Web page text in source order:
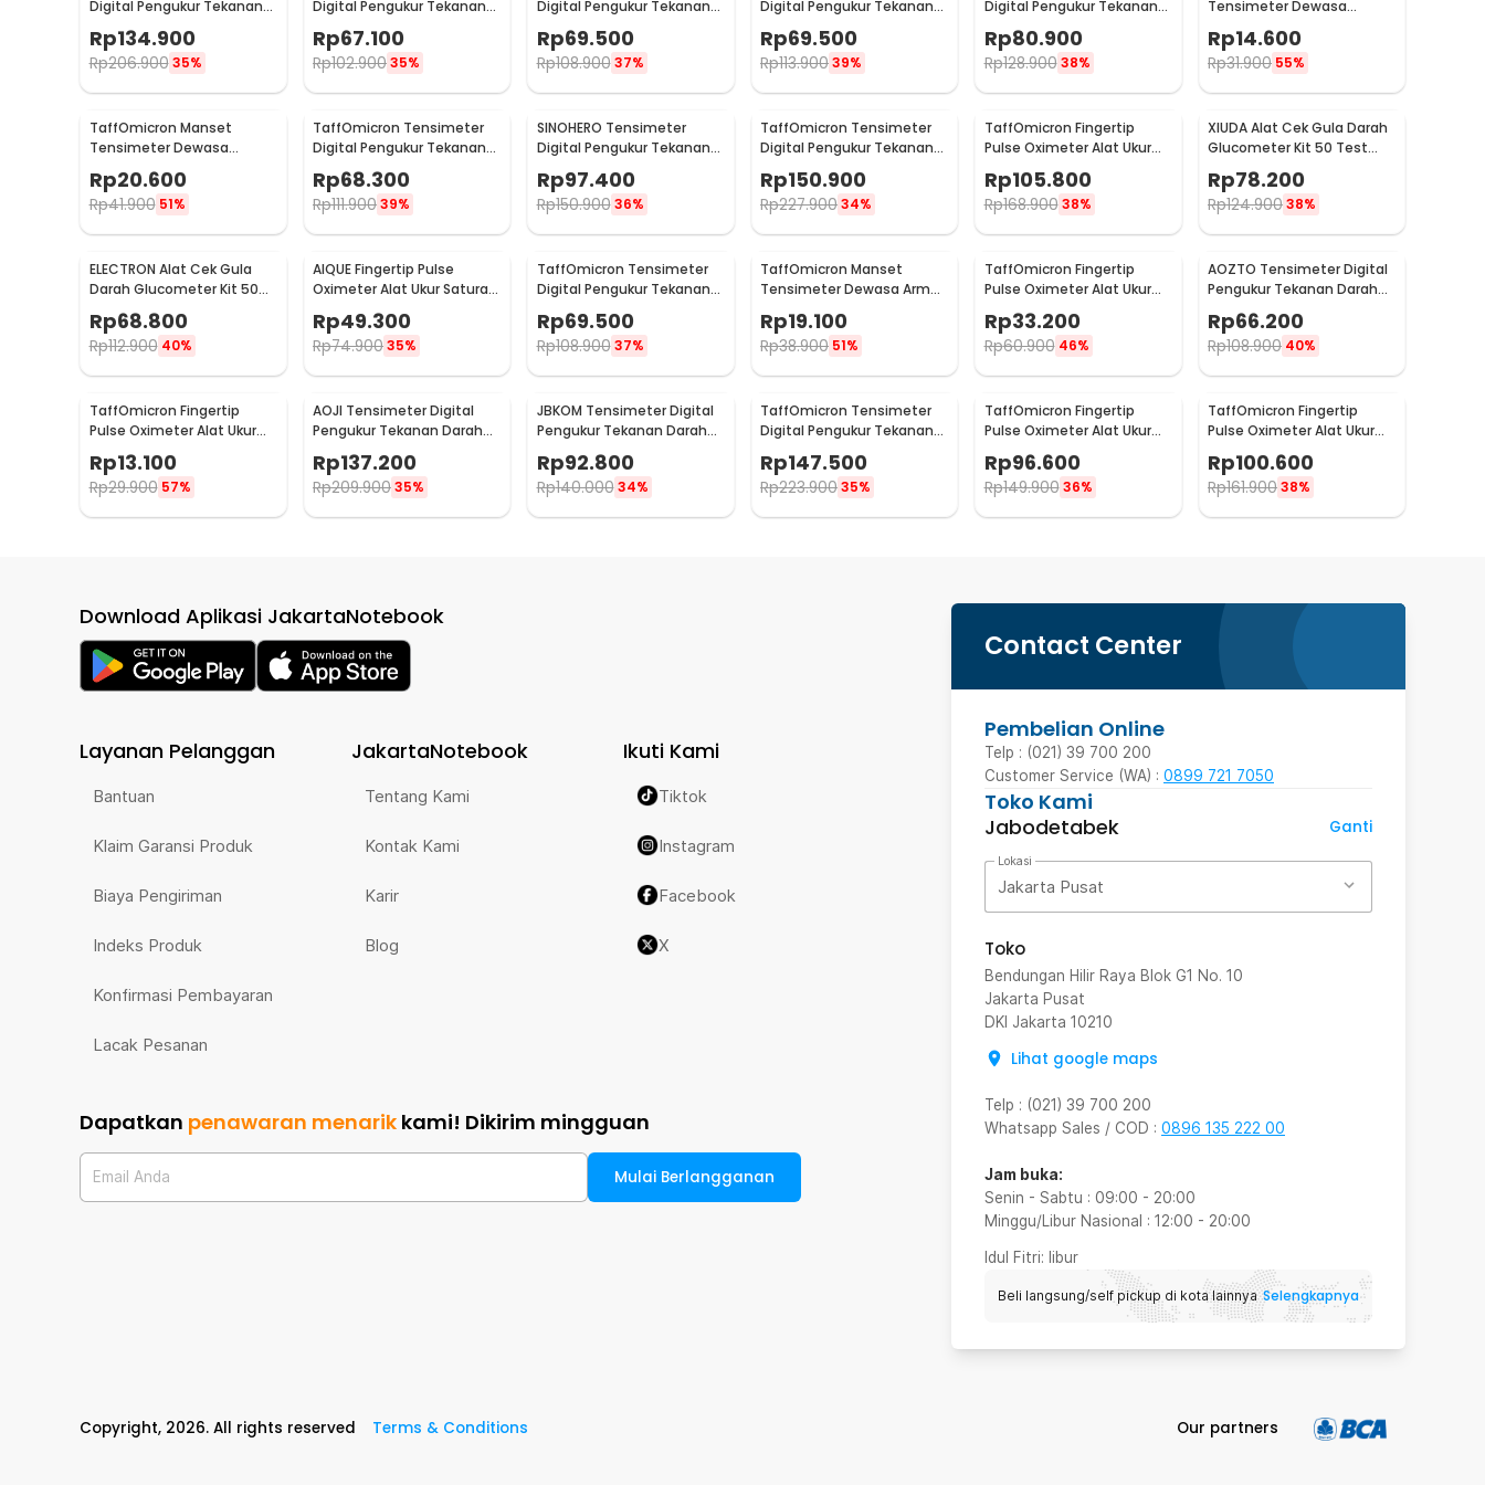
Digital Pengukur Tekanan
Darah Wrist Monitor
Bahasa Indonesia - RZ-204
Rp134.900
Rp206.900 35%
Digital Pengukur Tekanan
Darah Dual Power - BW-
3205
Rp67.100
Rp102.90035%
Digital Pengukur Tekanan
Darah English Voice - A01
Rp69.500
Rp108.900 37%
Digital Pengukur Tekanan
Darah Dual Power without
Voice - BW-750
Rp69.500
Rp113.90039%
Digital Pengukur Tekanan
Darah Dual Power with
Voice - BW-750
Rp80.900
Rp128.900 38%
Tensimeter Dewasa
Universal Arm Cuff
Replacement 22-32cm -
B02
Rp14.600
Rp31.900 55%
TaffOmicron Manset
Tensimeter Dewasa
Universal Arm Cuff
Replacement 22-48cm -
B02
Rp20.600
Rp41.900 51%
TaffOmicron Tensimeter
Digital Pengukur Tekanan
Darah Indonesia Voice -
BW-3205
Rp68.300
Rp111.90039%
SINOHERO Tensimeter
Digital Pengukur Tekanan
Rp97.400
Rp150.900 36%
TaffOmicron Tensimeter
Digital Pengukur Tekanan
BPW1
Rp150.900
Rp227.90034%
TaffOmicron Fingertip
Pulse Oximeter Alat Ukur
Saturasi Oksigen Darah -
YK-80B
Rp105.800
Rp168.900 38%
XIUDA Alat Cek Gula Darah
Glucometer Kit 50 Test
Strips - G058
Rp78.200
Rp124.90038%
ELECTRON Alat Cek Gula
Darah Glucometer Kit 50
Test Strips - HH-XT520
Rp68.800
Rp112.900 40%
AIQUE Fingertip Pulse
Oximeter Alat Ukur Saturasi
Oksigen Darah - TY-05
Rp49.300
Rp74.90035%
TaffOmicron Tensimeter
Digital Pengukur Tekanan
Darah Indonesia Voice -
A01
Rp69.500
Rp108.900 37%
TaffOmicron Manset
Tensimeter Dewasa Arm
22cm - BX17
Rp19.100
Rp38.900 51%
TaffOmicron Fingertip
Pulse Oximeter Alat Ukur
Saturasi Oksigen Darah -
A6
Rp33.200
Rp60.900 46%
AOZTO Tensimeter Digital
Pengukur Tekanan Darah
Wrist Monitor with Voice -
BP-502
Rp66.200
Rp108.900 40%
TaffOmicron Fingertip
Pulse Oximeter Alat Ukur
Saturasi Oksigen Darah -
SMH-01
Rp13.100
Rp29.900 57%
AOJI Tensimeter Digital
Pengukur Tekanan Darah
Wrist English Voice - WRS-
35E
Rp137.200
Rp209.90035%
JBKOM Tensimeter Digital
Pengukur Tekanan Darah
Dual Power Bahasa
Indonesia - BK-803
Rp92.800
Rp140.000 34%
TaffOmicron Tensimeter
Digital Pengukur Tekanan
5L8
Rp147.500
Rp223.90035%
TaffOmicron Fingertip
Pulse Oximeter Alat Ukur
Saturasi Oksigen Darah -
PO-A2AO
Rp96.600
Rp149.900 36%
TaffOmicron Fingertip
Pulse Oximeter Alat Ukur
Saturasi Oksigen Darah -
PO-C6AO
Rp100.600
Rp161.90038%
Contact Center
Pembelian Online
Telp : (021) 39 700 200
Customer Service (WA) : 0899 721 7050
Toko Kami
Jabodetabek
Ganti
Lokasi
Jakarta Pusat
Toko
Bendungan Hilir Raya Blok G1 No. 10
Jakarta Pusat
DKI Jakarta 10210
Lihat google maps
Telp : (021) 39 700 200
Whatsapp Sales / COD : 0896 135 222 00
Jam buka:
Senin - Sabtu : 09:00 - 20:00
Minggu/Libur Nasional : 12:00 - 20:00
Idul Fitri: libur
Beli langsung/self pickup di kota lainnya Selengkapnya
Download Aplikasi JakartaNotebook
Layanan Pelanggan
Bantuan
Klaim Garansi Produk
Biaya Pengiriman
Indeks Produk
Konfirmasi Pembayaran
Lacak Pesanan
JakartaNotebook
Tentang Kami
Kontak Kami
Karir
Blog
Ikuti Kami
Tiktok
Instagram
Facebook
X
Dapatkan penawaran menarik kami! Dikirim mingguan
Email Anda Mulai Berlangganan
Copyright, 2026. All rights reserved Terms & Conditions Our partners